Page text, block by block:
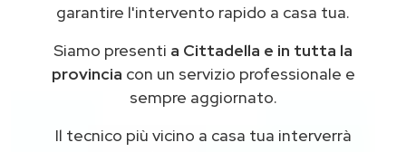
garantire l'intervento rapido a casa tua.
Siamo presenti a Cittadella e in tutta la
provincia con un servizio professionale e
sempre aggiornato.
Il tecnico più vicino a casa tua interverrà